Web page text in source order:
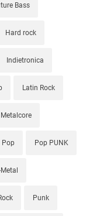
Bass
Hard rock
Indietronica
Latin Rock
Metalcore
Pop Pop PUNK
Punk